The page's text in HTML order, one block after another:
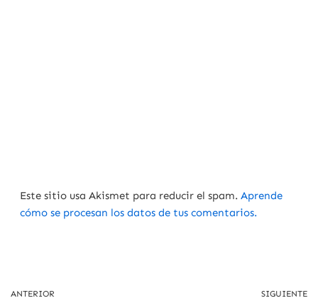
Este sitio usa Akismet para reducir el spam. Aprende
cómo se procesan los datos de tus comentarios.
ANTERIOR SIGUIENTE